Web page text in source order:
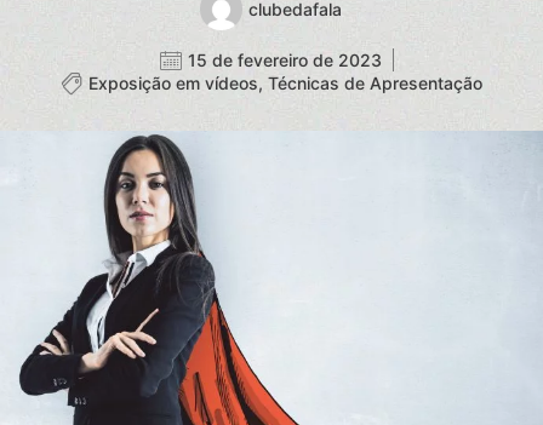
clubedafala
15 de fevereiro de 2023
Exposição em vídeos, Técnicas de Apresentação